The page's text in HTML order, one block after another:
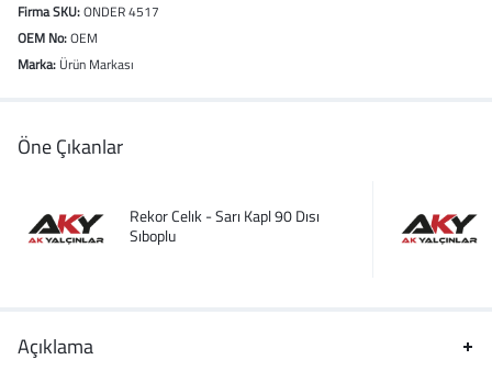
Firma SKU:ONDER 4517
OEM No:OEM
Marka: Ürün Markası
Öne Çıkanlar
Rekor Celık - Sarı Kapl 90 Dısı
Sıboplu
Açıklama